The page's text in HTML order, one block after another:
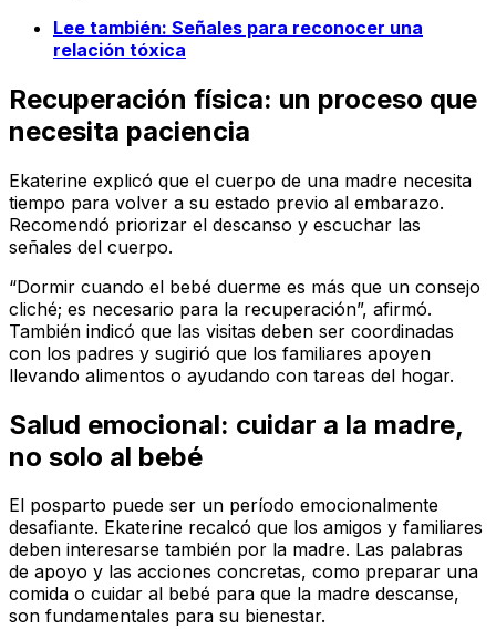
Lee también: Señales para reconocer una
relación tóxica
Recuperación física: un proceso que
necesita paciencia
Ekaterine explicó que el cuerpo de una madre necesita
tiempo para volver a su estado previo al embarazo.
Recomendó priorizar el descanso y escuchar las
señales del cuerpo.
“Dormir cuando el bebé duerme es más que un consejo
cliché; es necesario para la recuperación”, afirmó.
También indicó que las visitas deben ser coordinadas
con los padres y sugirió que los familiares apoyen
llevando alimentos o ayudando con tareas del hogar.
Salud emocional: cuidar a la madre,
no solo al bebé
El posparto puede ser un período emocionalmente
desafiante. Ekaterine recalcó que los amigos y familiares
deben interesarse también por la madre. Las palabras
de apoyo y las acciones concretas, como preparar una
comida o cuidar al bebé para que la madre descanse,
son fundamentales para su bienestar.